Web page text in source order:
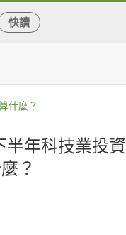
快讀
什麼？
半年科技業投
？